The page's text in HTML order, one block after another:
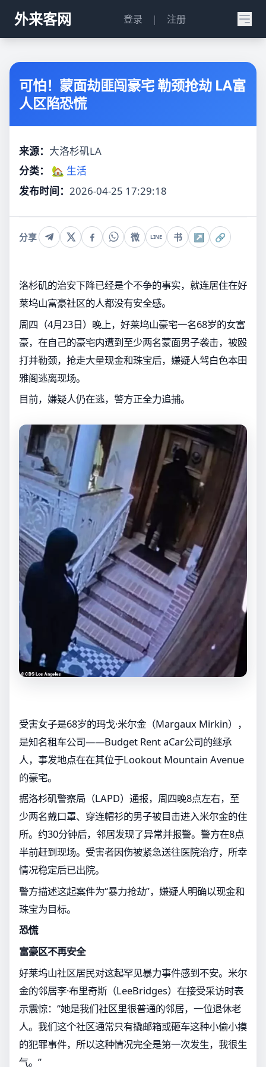
外来客网 登录 | 注册
可怕！蒙面劫匪闯豪宅 勒颈抢劫 LA富
人区陷恐慌
来源： 大洛杉矶LA
分类：
🏡 生活
发布时间： 2026-04-25 17:29:18
分享 微 LINE 书 ↗ 🔗
洛杉矶的治安下降已经是个不争的事实，就连居住在好
莱坞山富豪社区的人都没有安全感。
周四（4月23日）晚上，好莱坞山豪宅一名68岁的女富
豪，在自己的豪宅内遭到至少两名蒙面男子袭击，被殴
打并勒颈，抢走大量现金和珠宝后，嫌疑人驾白色本田
雅阁逃离现场。
目前，嫌疑人仍在逃，警方正全力追捕。
受害女子是68岁的玛戈·米尔金（Margaux Mirkin），
是知名租车公司——Budget Rent aCar公司的继承
人，事发地点在在其位于Lookout Mountain Avenue
的豪宅。
据洛杉矶警察局（LAPD）通报，周四晚8点左右，至
少两名戴口罩、穿连帽衫的男子被目击进入米尔金的住
所。约30分钟后，邻居发现了异常并报警。警方在8点
半前赶到现场。受害者因伤被紧急送往医院治疗，所幸
情况稳定后已出院。
警方描述这起案件为“暴力抢劫”，嫌疑人明确以现金和
珠宝为目标。
恐慌
富豪区不再安全
好莱坞山社区居民对这起罕见暴力事件感到不安。米尔
金的邻居李·布里奇斯（LeeBridges）在接受采访时表
示震惊：“她是我们社区里很普通的邻居，一位退休老
人。我们这个社区通常只有撬邮箱或砸车这种小偷小摸
的犯罪事件，所以这种情况完全是第一次发生，我很生
气。”